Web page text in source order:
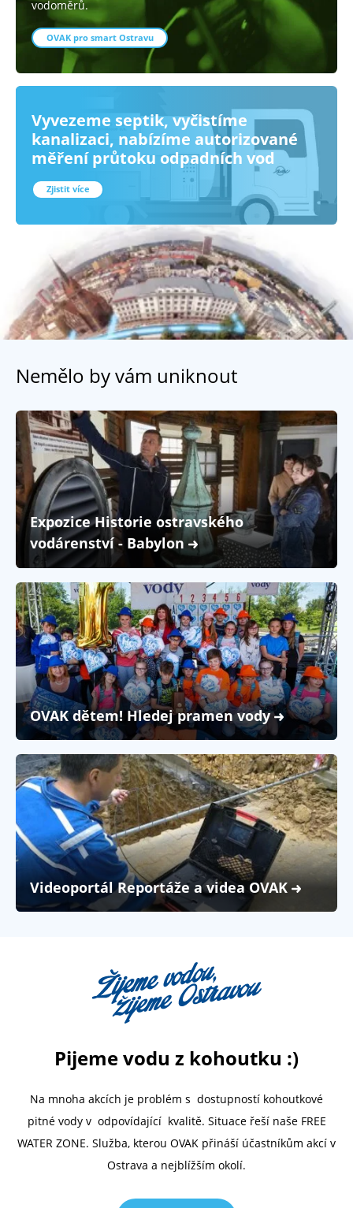
vodoměrů.
OVAK pro smart Ostravu
Vyvezeme septik, vyčistíme
kanalizaci, nabízíme autorizované
měření průtoku odpadních vod
Zjistit více
Nemělo by vám uniknout
Expozice Historie ostravského
vodárenství - Babylon
OVAK dětem! Hledej pramen vody
Videoportál Reportáže a videa OVAK
Pijeme vodu z kohoutku :)
Na mnoha akcích je problém s dostupností kohoutkové
pitné vody v odpovídající kvalitě. Situace řeší naše FREE
WATER ZONE. Služba, kterou OVAK přináší účastníkům akcí v
Ostrava a nejblížším okolí.